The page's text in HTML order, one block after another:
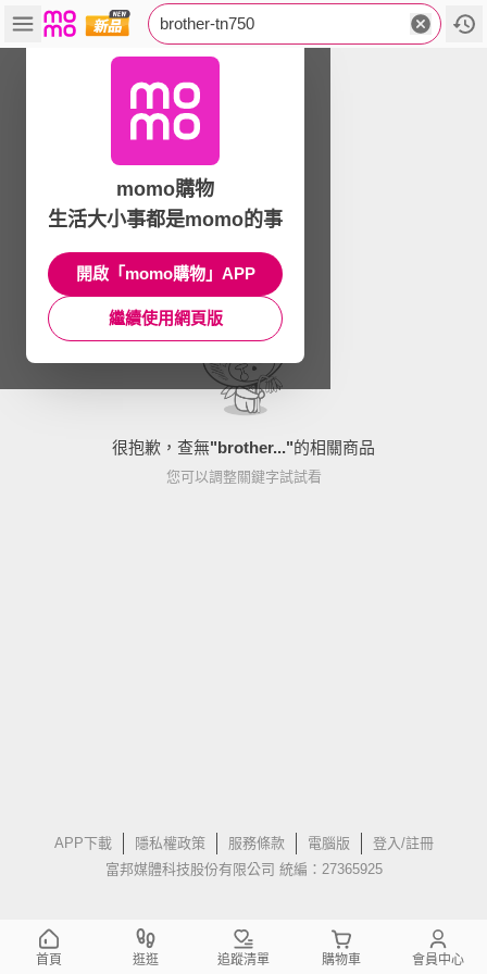
brother-tn750
很抱歉，查無"brother..."的相關商品
您可以調整關鍵字試試看
APP下載 隱私權政策 服務條款 電腦版
登入/註冊
富邦媒體科技股份有限公司 統編：27365925
momo購物
生活大小事都是momo的事
開啟「momo購物」APP
繼續使用網頁版
首頁 逛逛 追蹤清單 購物車 會員中心